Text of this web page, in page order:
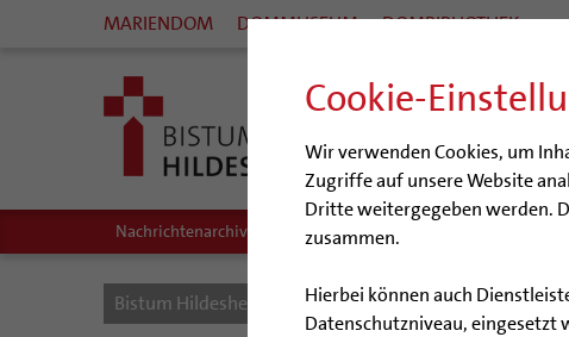
Cookie-
Wir verwenden Cookies, um
Zugriffe auf unsere Website
Dritte weitergegeben werden.
zusammen.
Hierbei können auch
Datenschutzniveau, eingesetzt
MARIENDOM DOMMUSEUM DOMBIBLIOTHEK
Nachrichtenarchiv Audio/Podcasts
Bistum Hildesheim Bistum Nachrichten